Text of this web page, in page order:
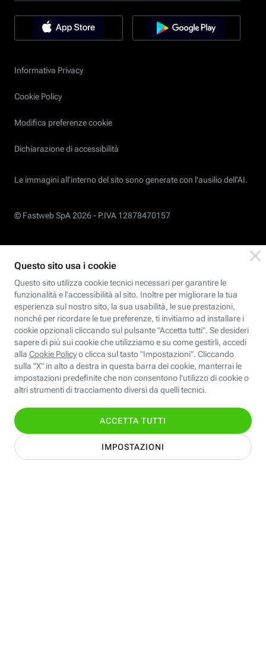
Informativa Privacy
Cookie Policy
Modifica preferenze cookie
Dichiarazione di accessibilità
Le immagini all’interno del sito sono generate con l'ausilio dell'AI.
© Fastweb SpA 2026 - P.IVA 12878470157